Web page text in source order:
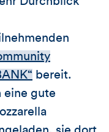
bereit.
eine gute